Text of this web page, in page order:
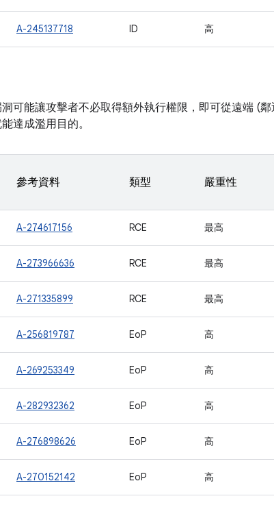
A-245137718 ID 高
可能讓攻擊者不必取得額外執行權限，即可從遠端 (
達成濫用目的。
參考資料 類型 嚴重性
A-274617156 RCE 最高
A-273966636 RCE 最高
A-271335899 RCE 最高
A-256819787 EoP 高
A-269253349 EoP 高
A-282932362 EoP 高
A-276898626 EoP 高
A-270152142 EoP 高